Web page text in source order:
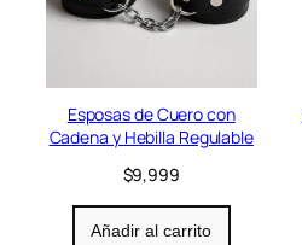
Esposas de Cuero con
Cadena y Hebilla Regulable
$9,999
Añadir al carrito